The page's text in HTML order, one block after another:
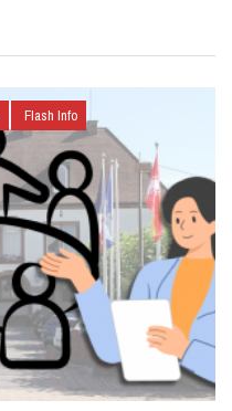
Flash Info